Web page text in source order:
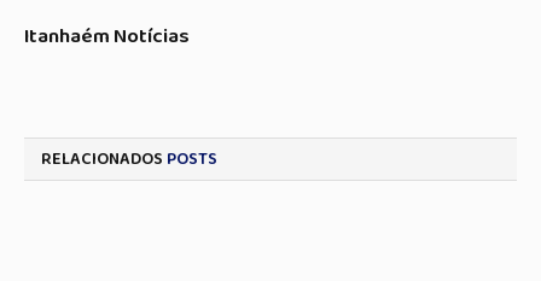
Itanhaém Notícias
RELACIONADOS POSTS